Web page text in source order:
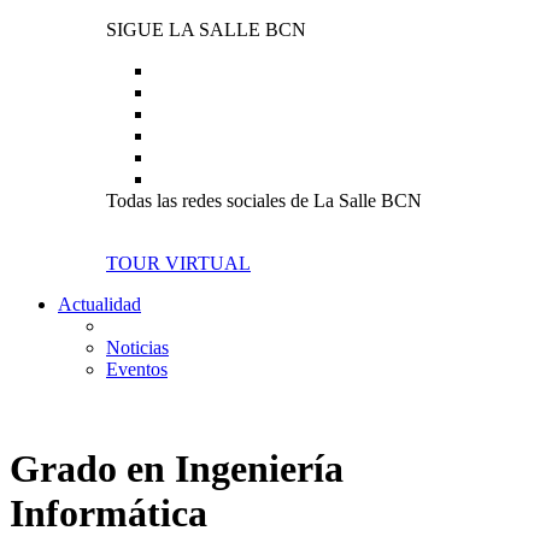
SIGUE LA SALLE BCN
Todas las redes sociales de La Salle BCN
TOUR VIRTUAL
Actualidad
Noticias
Eventos
Grado en Ingeniería
Informática